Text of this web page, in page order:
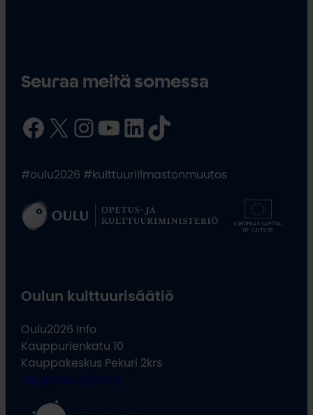
Seuraa meitä somessa
Facebook X InstagramYouTube LinkedIn TikTok
#oulu2026 #kulttuuriilmastonmuutos
Oulun kulttuurisäätiö
Oulu2026 Info
Kauppurienkatu 10
Kauppakeskus Pekuri 2krs
info@oulu2026.eu